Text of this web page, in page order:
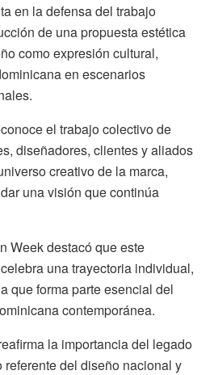
en la defensa del trabajo
de una propuesta estética
como expresión cultural,
en escenarios
el trabajo colectivo de
diseñadores, clientes y aliados
creativo de la marca,
una visión que continúa
Week destacó que este
una trayectoria individual,
que forma parte esencial del
contemporánea.
la importancia del legado
del diseño nacional y